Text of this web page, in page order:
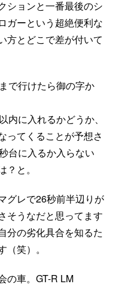
ションと一番最後のシ
ガーという超絶便利な
方とどこで差が付いて
で行けたら御の字か
に入れるかどうか、
ってくることが予想さ
台に入るか入らない
と。
グレで26秒前半辺りが
そうなだと思ってます
分の劣化具合を知るた
笑）。
の車。GT-R LM